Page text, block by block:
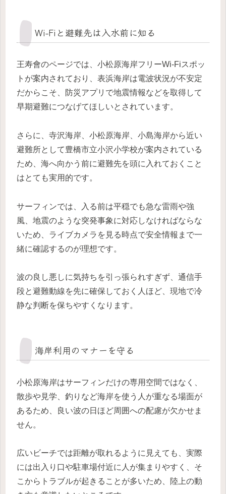
Wi-Fiと避難先は入水前に知る
王寿會のページでは、小松原海岸フリーWi-Fiスポッ
トが案内されており、表浜海岸は電波状況が不安定
だからこそ、防災アプリで地震情報などを取得して
早期避難につなげてほしいとされています。
さらに、寺沢海岸、小松原海岸、小島海岸から近い
避難所として豊橋市立小沢小学校が案内されている
ため、海へ向かう前に避難先を頭に入れておくこと
はとても実用的です。
サーフィンでは、入る前は平穏でも急な雷雨や強
風、地震のような突発事象に対応しなければならな
いため、ライブカメラを見る時点で安全情報まで一
緒に確認するのが理想です。
波の良し悪しに気持ちを引っ張られすぎず、通信手
段と避難動線を先に確保しておく人ほど、現地で冷
静な判断を保ちやすくなります。
海岸利用のマナーを守る
小松原海岸はサーフィンだけの専用空間ではなく、
散歩や見学、釣りなど海岸を使う人が重なる場面が
あるため、良い波の日ほど周囲への配慮が欠かせま
せん。
広いビーチでは距離が取れるように見えても、実際
には出入り口や駐車場付近に人が集まりやすく、そ
こからトラブルが起きることが多いため、陸上の動